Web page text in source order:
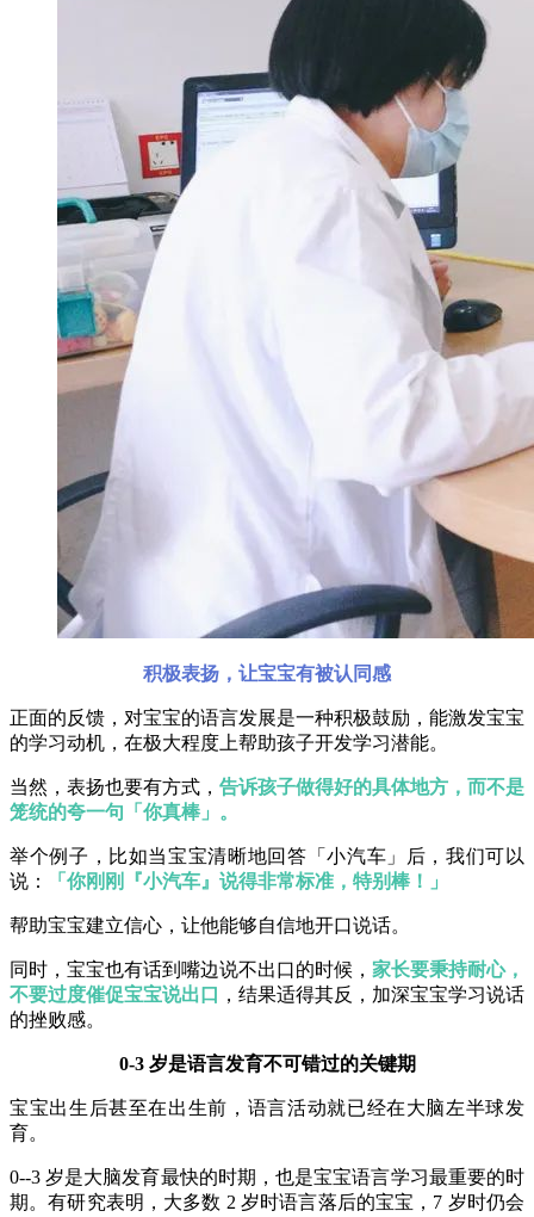
积极表扬，让宝宝有被认同感
正面的反馈，对宝宝的语言发展是一种积极鼓励，能激发宝宝
的学习动机，在极大程度上帮助孩子开发学习潜能。
当然，表扬也要有方式， 告诉孩子做得好的具体地方，而不是
笼统的夸一句「你真棒」。
举个例子，比如当宝宝清晰地回答「小汽车」后，我们可以
说：
「你刚刚『小汽车』说得非常标准，特别棒！」
帮助宝宝建立信心，让他能够自信地开口说话。
同时，宝宝也有话到嘴边说不出口的时候， 家长要秉持耐心，
不要过度催促宝宝说出口
，结果适得其反，加深宝宝学习说话
的挫败感。
0-3 岁是语言发育不可错过的关键期
宝宝出生后甚至在出生前，语言活动就已经在大脑左半球发
育。
0--3 岁是大脑发育最快的时期，也是宝宝语言学习最重要的时
期。有研究表明，大多数 2 岁时语言落后的宝宝，7 岁时仍会